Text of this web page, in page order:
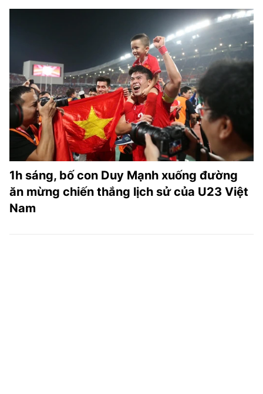
1h sáng, bố con Duy Mạnh xuống đường
ăn mừng chiến thắng lịch sử của U23 Việt
Nam